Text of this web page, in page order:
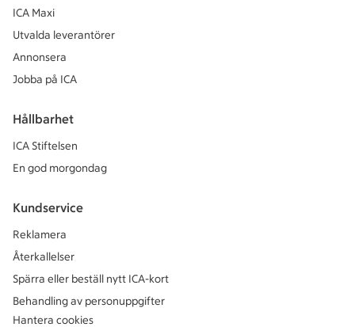
ICA Maxi
Utvalda leverantörer
Annonsera
Jobba på ICA
Hållbarhet
ICA Stiftelsen
En god morgondag
Kundservice
Reklamera
Återkallelser
Spärra eller beställ nytt ICA-kort
Behandling av personuppgifter
Hantera cookies